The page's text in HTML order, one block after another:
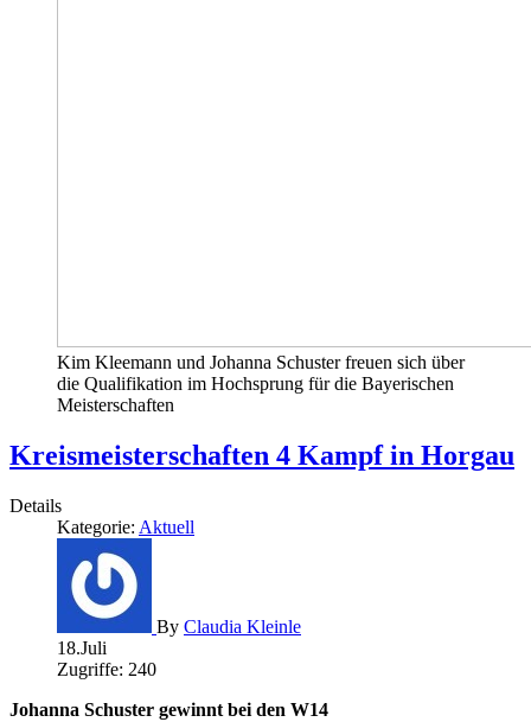
Kim Kleemann und Johanna Schuster freuen sich über
die Qualifikation im Hochsprung für die Bayerischen
Meisterschaften
Kreismeisterschaften 4 Kampf in Horgau
Details
Kategorie: Aktuell
By Claudia Kleinle
18.Juli
Zugriffe: 240
Johanna Schuster gewinnt bei den W14